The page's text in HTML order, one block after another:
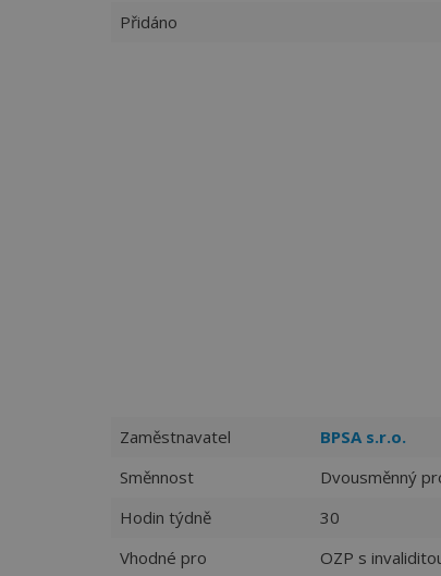
Přidáno
Zaměstnavatel
BPSA s.r.o.
Směnnost
Dvousměnný
Hodin týdně
30
Vhodné pro
OZP s